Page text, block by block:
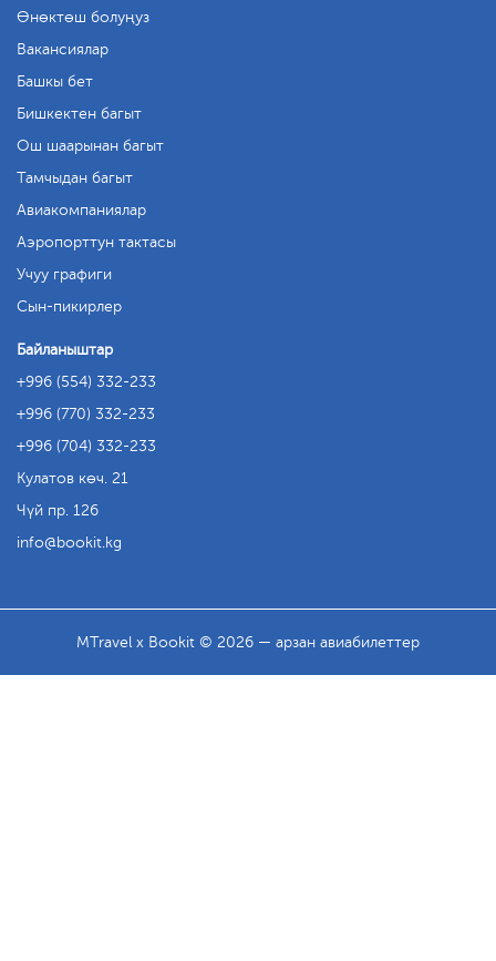
Өнөктөш болуңуз
Вакансиялар
Башкы бет
Бишкектен багыт
Ош шаарынан багыт
Тамчыдан багыт
Авиакомпаниялар
Аэропорттун тактасы
Учуу графиги
Сын-пикирлер
Байланыштар
+996 (554) 332-233
+996 (770) 332-233
+996 (704) 332-233
Кулатов көч. 21
Чүй пр. 126
info
bookit.kg
MTravel x Bookit © 2026 — арзан авиабилеттер